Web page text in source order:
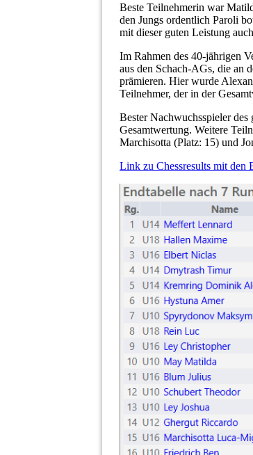
Beste Teilnehmerin war
den Jungs ordentlich Paroli
mit dieser guten Leistung
Im Rahmen des 40-jährigen
aus den Schach-AGs, die an
prämieren. Hier wurde
Teilnehmer, der in der
Bester Nachwuchsspieler
Gesamtwertung. Weitere
Marchisotta (Platz: 15) und
Link zu Chessresults mit den